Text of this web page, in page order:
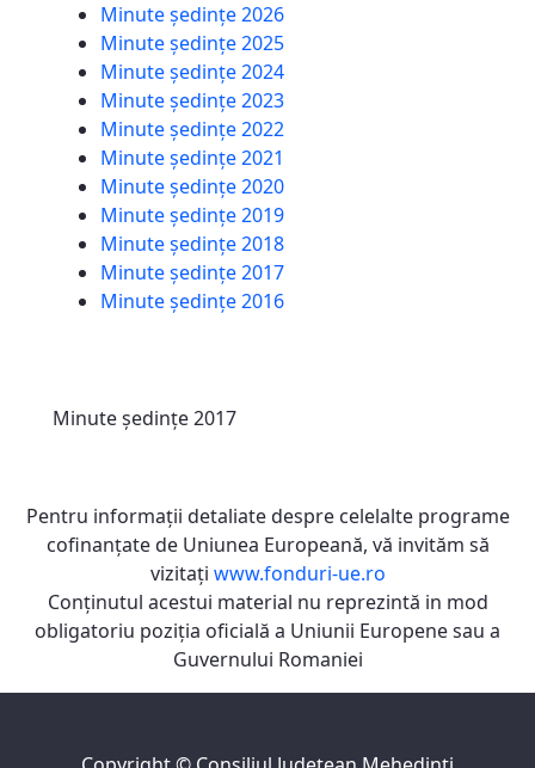
Minute ședințe 2026
Minute ședințe 2025
Minute ședințe 2024
Minute ședințe 2023
Minute ședințe 2022
Minute ședințe 2021
Minute ședințe 2020
Minute ședințe 2019
Minute ședințe 2018
Minute ședințe 2017
Minute ședințe 2016
Minute ședințe 2017
Pentru informaţii detaliate despre celelalte programe
cofinanţate de Uniunea Europeană, vă invităm să
vizitaţi www.fonduri-ue.ro
Conţinutul acestui material nu reprezintă in mod
obligatoriu poziţia oficială a Uniunii Europene sau a
Guvernului Romaniei